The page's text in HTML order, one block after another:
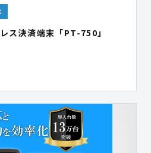
ス決済端末「PT-750」